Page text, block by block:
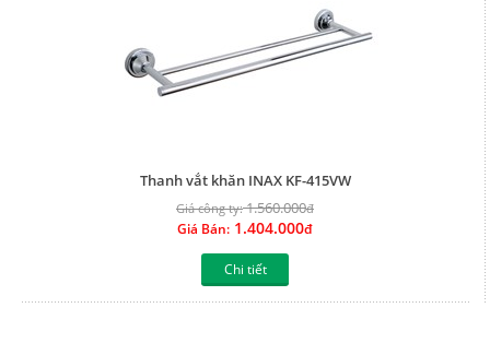
Thanh vắt khăn INAX KF-415VW
Giá công ty:1.560.000đ
Giá Bán: 1.404.000đ
Chi tiết